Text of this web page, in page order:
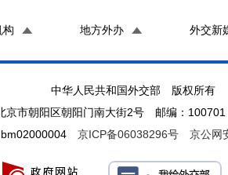
构 地方外办 外交新
中华人民共和国外交部 版权所有
京市朝阳区朝阳门南大街2号 邮编：
bm02000004 京ICP备06038296号 京公网